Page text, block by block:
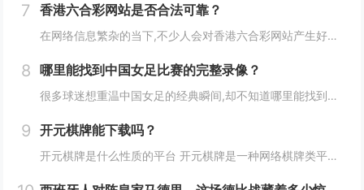
7 香港六合彩网站是否合法可靠？
在网络信息繁杂的当下,不少人会对香港六合彩网站产生好奇，究竟这些网站是否合法可靠呢？接下来我们就详细探讨这个问题。 香港六合彩的基本情况 香港六合彩是香港唯一的合法彩票,由香港赛马会负责营运，它有着特定的游戏规则和开奖流程，每周二、周四...
8 哪里能找到中国女足比赛的完整录像？
很多球迷想重温中国女足的经典瞬间,却不知道哪里能找到完整、高清的比赛录像，这篇文章从获取渠道、资源特点、观看价值等角度，帮你理清“找录像”的门道。 这些渠道能稳定获取完整录像 官方平台是最靠谱的“宝库”： 中国足协/赛事官...
9 开元棋牌能下载吗？
开元棋牌是什么性质的平台 开元棋牌是一种网络棋牌类平台,这类平台打着休闲娱乐的旗号，以各类棋牌游戏为载体，需要明确的是，在我国，除特定合法场所和经严格审批的特定网络博彩项目外，网络棋牌赌博属于违法行为，很多类似的所谓开元棋牌平台，其本质并...